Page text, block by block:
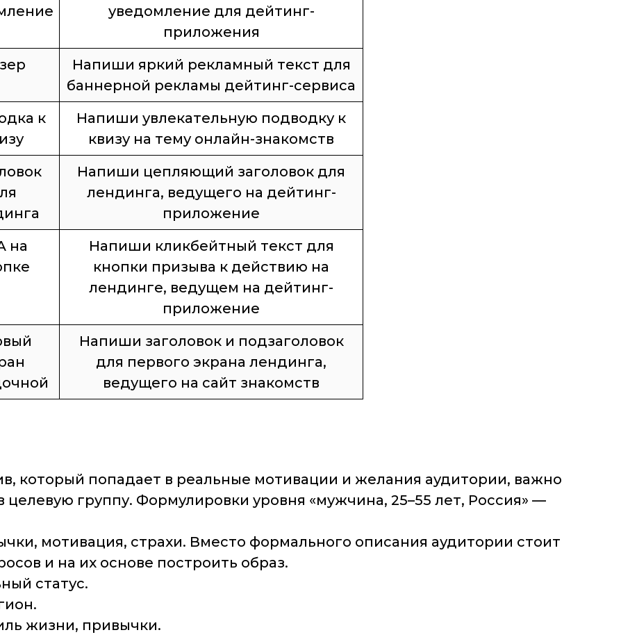
уведомление для дейтинг-
приложения
Напиши яркий рекламный текст для
баннерной рекламы дейтинг-сервиса
к
Напиши увлекательную подводку к
квизу на тему онлайн-знакомств
Напиши цепляющий заголовок для
лендинга, ведущего на дейтинг-
приложение
на
Напиши кликбейтный текст для
кнопки призыва к действию на
лендинге, ведущем на дейтинг-
приложение
Напиши заголовок и подзаголовок
для первого экрана лендинга,
ведущего на сайт знакомств
который попадает в реальные мотивации и желания аудитории, важно
целевую группу. Формулировки уровня «мужчина, 25–55 лет, Россия» —
мотивация, страхи. Вместо формального описания аудитории стоит
и на их основе построить образ.
статус.
жизни, привычки.